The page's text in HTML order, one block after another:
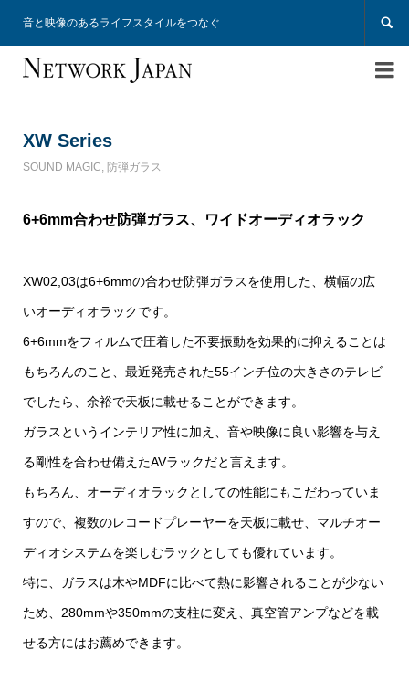
音と映像のあるライフスタイルをつなぐ 

XW Series
SOUND MAGIC, 防弾ガラス
6+6mm合わせ防弾ガラス、ワイドオーディオラック
XW02,03は6+6mmの合わせ防弾ガラスを使用した、横幅の広
いオーディオラックです。
6+6mmをフィルムで圧着した不要振動を効果的に抑えることは
もちろんのこと、最近発売された55インチ位の大きさのテレビ
でしたら、余裕で天板に載せることができます。
ガラスというインテリア性に加え、音や映像に良い影響を与え
る剛性を合わせ備えたAVラックだと言えます。
もちろん、オーディオラックとしての性能にもこだわっていま
すので、複数のレコードプレーヤーを天板に載せ、マルチオー
ディオシステムを楽しむラックとしても優れています。
特に、ガラスは木やMDFに比べて熱に影響されることが少ない
ため、280mmや350mmの支柱に変え、真空管アンプなどを載
せる方にはお薦めできます。